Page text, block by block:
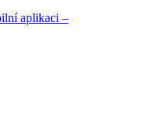
aplikaci –